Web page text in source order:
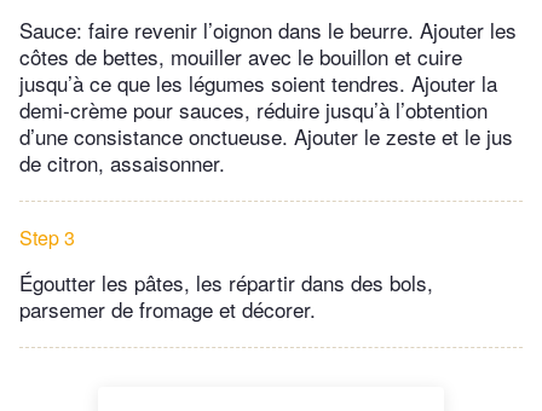
Sauce: faire revenir l’oignon dans le beurre. Ajouter les
côtes de bettes, mouiller avec le bouillon et cuire
jusqu’à ce que les légumes soient tendres. Ajouter la
demi-crème pour sauces, réduire jusqu’à l’obtention
d’une consistance onctueuse. Ajouter le zeste et le jus
de citron, assaisonner.
Step 3
Égoutter les pâtes, les répartir dans des bols,
parsemer de fromage et décorer.